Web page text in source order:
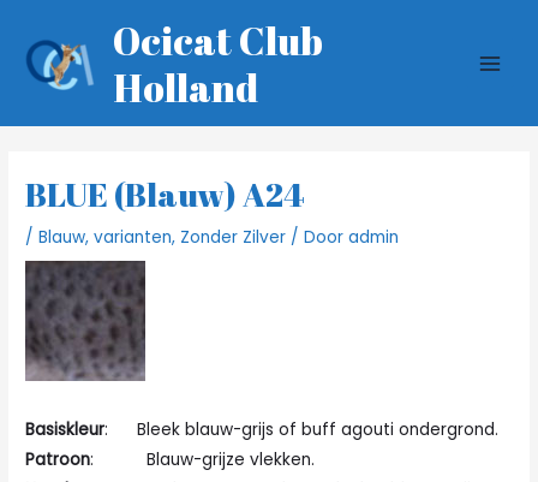
naar
Ocicat Club
Holland
BLUE (blauw) A24
/Blauw,varianten, Zonder Zilver / Dooradmin
Basiskleur: Bleek blauw-grijs of buff agouti ondergrond.
Patroon: Blauw-grijze vlekken.